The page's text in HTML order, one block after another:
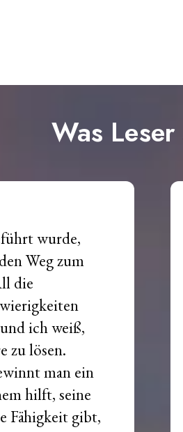
Was Leser
wurde,
Weg zum
die
ich weiß,
zu lösen.
man ein
hilft, seine
Fähigkeit gibt,